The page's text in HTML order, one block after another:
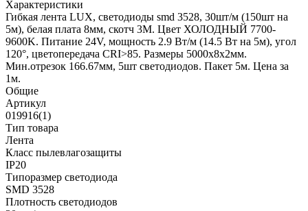
Характеристики
Гибкая лента LUX, светодиоды smd 3528, 30шт/м (150шт на
5м), белая плата 8мм, скотч 3М. Цвет ХОЛОДНЫЙ 7700-
9600K. Питание 24V, мощность 2.9 Вт/м (14.5 Вт на 5м), угол
120°, цветопередача CRI>85. Размеры 5000х8x2мм.
Мин.отрезок 166.67мм, 5шт светодиодов. Пакет 5м. Цена за
1м.
Общие
Артикул
019916(1)
Тип товара
Лента
Класс пылевлагозащиты
IP20
Типоразмер светодиода
SMD 3528
Плотность светодиодов